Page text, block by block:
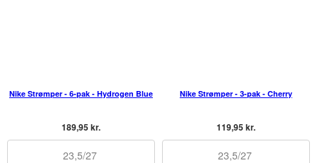
Nike Strømper - 6-pak - Hydrogen Blue
189,95 kr.
23,5/27
Nike Strømper - 3-pak - Cherry
119,95 kr.
23,5/27